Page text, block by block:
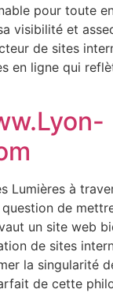
pour toute
visibilité et
de sites
en ligne qui
Lumières à
question de
un site web
de sites
la singularité
de cette